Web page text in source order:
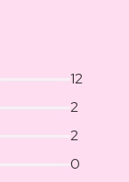
12
2
2
0